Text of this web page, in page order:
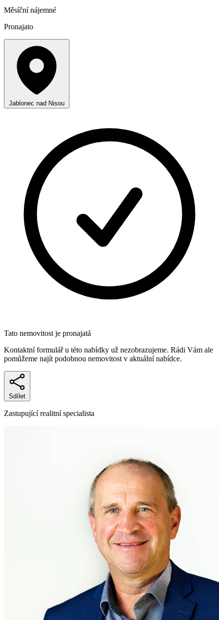
Měsíční nájemné
Pronajato
Jablonec nad Nisou
Tato nemovitost je pronajatá
Kontaktní formulář u této nabídky už nezobrazujeme. Rádi Vám ale
pomůžeme najít podobnou nemovitost v aktuální nabídce.
Sdílet
Zastupující realitní specialista